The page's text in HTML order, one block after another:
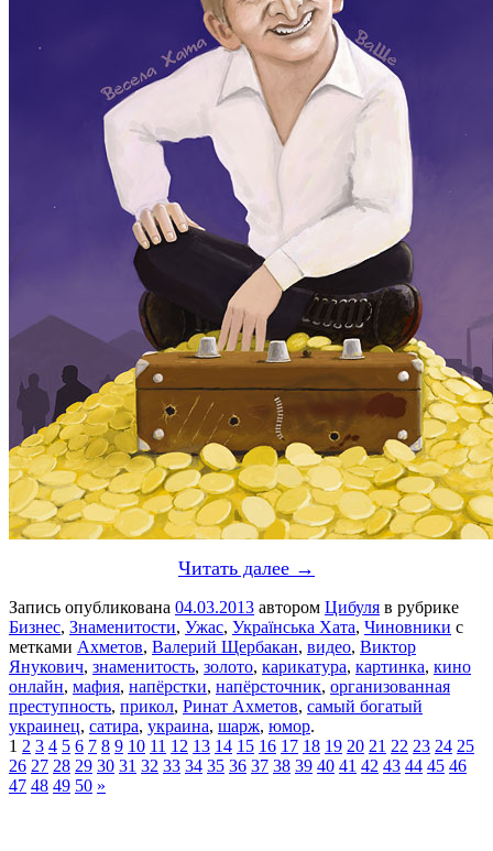
Читать далее →
Запись опубликована 04.03.2013 автором Цибуля в рубрике
Бизнес, Знаменитости, Ужас, Українська Хата, Чиновники с
метками Ахметов, Валерий Щербакан, видео, Виктор
Янукович, знаменитость, золото, карикатура, картинка, кино
онлайн, мафия, напёрстки, напёрсточник, организованная
преступность, прикол, Ринат Ахметов, самый богатый
украинец, сатира, украина, шарж, юмор.
1 2 3 4 5 6 7 8 9 10 11 12 13 14 15 16 17 18 19 20 21 22 23 24 25
26 27 28 29 30 31 32 33 34 35 36 37 38 39 40 41 42 43 44 45 46
47 48 49 50 »